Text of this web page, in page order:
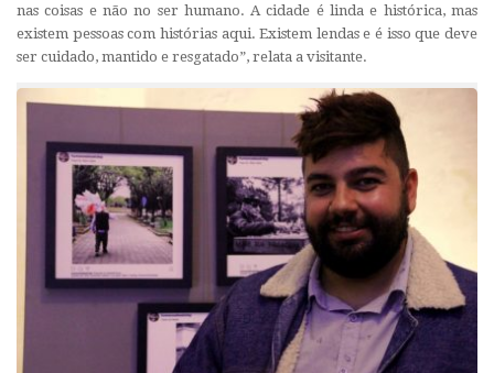
nas coisas e não no ser humano. A cidade é linda e histórica, mas
existem pessoas com histórias aqui. Existem lendas e é isso que deve
ser cuidado, mantido e resgatado”, relata a visitante.